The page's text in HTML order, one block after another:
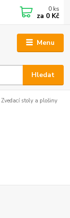
Menu
Hledat
0 ks
za 0 Kč
Zvedací stoly a plošiny